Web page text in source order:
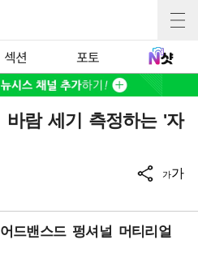
섹션 포토
바람 세기 측정하는 '자
가가
드밴스드 펑셔널 머티리얼